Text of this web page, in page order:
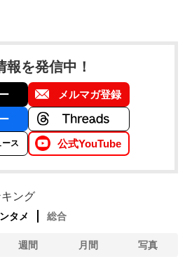
報を発信中！
メルマガ登録
ス 公式YouTube
キング
タメ 総合
週間 月間 写真